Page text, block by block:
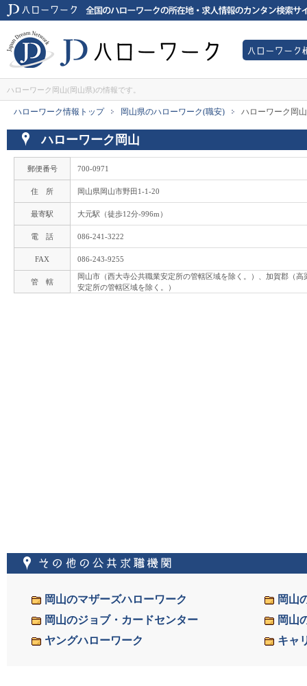
ハローワーク岡山(岡山県)の情報です。
ハローワーク情報トップ
岡山県のハローワーク(職安)
ハローワーク岡山
ハローワーク岡山
郵便番号 700-0971
住 所 岡山県岡山市野田1-1-20
最寄駅 大元駅（徒歩12分-996m）
電 話 086-241-3222
FAX 086-243-9255
管 轄
岡山市（西大寺公共職業安定所の管轄区域を除く。）、加賀郡（高
安定所の管轄区域を除く。）
岡山のマザーズハローワーク
岡山
岡山のジョブ・カードセンター
岡山
ヤングハローワーク
キャ